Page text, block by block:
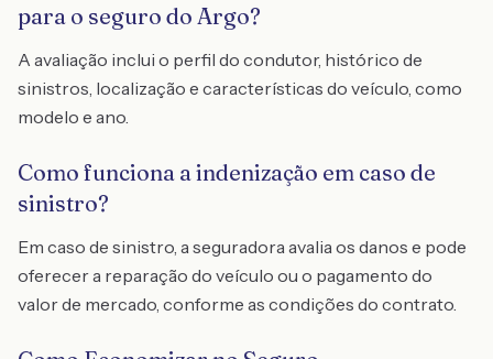
para o seguro do Argo?
A avaliação inclui o perfil do condutor, histórico de
sinistros, localização e características do veículo, como
modelo e ano.
Como funciona a indenização em caso de
sinistro?
Em caso de sinistro, a seguradora avalia os danos e pode
oferecer a reparação do veículo ou o pagamento do
valor de mercado, conforme as condições do contrato.